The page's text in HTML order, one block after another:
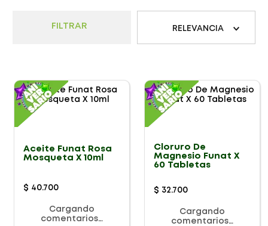
FILTRAR RELEVANCIA
Aceite Funat Rosa
Mosqueta X 10ml
$ 40.700
Cargando
comentarios…
Cloruro De
Magnesio Funat X
60 Tabletas
$ 32.700
Cargando
comentarios…